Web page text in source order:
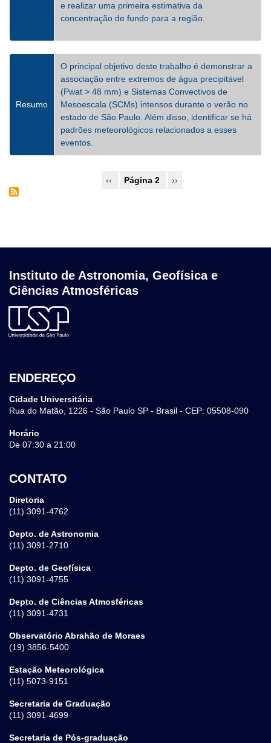
e realizar uma primeira estimativa da
concentração de fundo para a região.
Resumo
O principal objetivo deste trabalho é demonstrar a
associação entre extremos de água precipitável
(Pwat > 48 mm) e Sistemas Convectivos de
Mesoescala (SCMs) intensos durante o verão no
estado de São Paulo. Além disso, identificar se há
padrões meteorológicos relacionados a esses
eventos.
Página
‹‹ Página 2
Próxima
››
Instituto de Astronomia, Geofísica e
Ciências Atmosféricas
ENDEREÇO
Cidade Universitária
Rua do Matão, 1226 - São Paulo SP - Brasil - CEP: 05508-090
Horário
De 07:30 a 21:00
CONTATO
Diretoria
(11) 3091-4762
Depto. de Astronomia
(11) 3091-2710
Depto. de Geofísica
(11) 3091-4755
Depto. de Ciências Atmosféricas
(11) 3091-4731
Observatório Abrahão de Moraes
(19) 3856-5400
Estação Meteorológica
(11) 5073-9151
Secretaria de Graduação
(11) 3091-4699
Secretaria de Pós-graduação